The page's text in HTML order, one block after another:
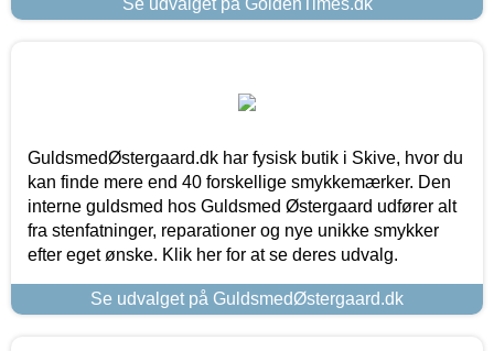
GuldsmedØstergaard.dk har fysisk butik i Skive, hvor du
kan finde mere end 40 forskellige smykkemærker. Den
interne guldsmed hos Guldsmed Østergaard udfører alt
fra stenfatninger, reparationer og nye unikke smykker
efter eget ønske. Klik her for at se deres udvalg.
Se udvalget på GuldsmedØstergaard.dk